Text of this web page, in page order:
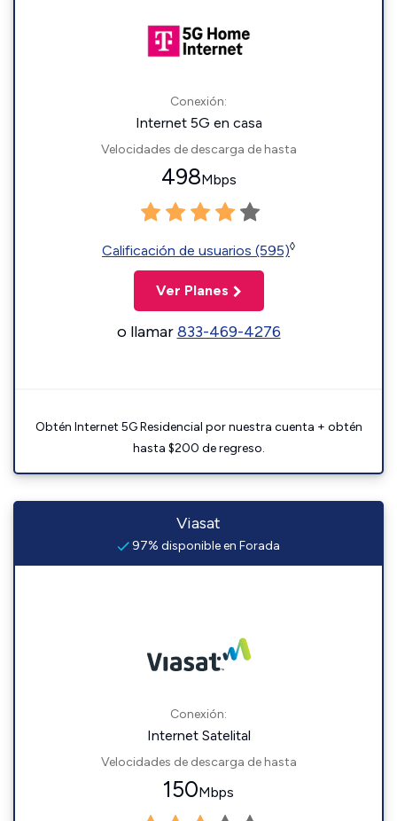
Conexión:
Internet 5G en casa
Velocidades de descarga de hasta
498Mbps
Calificación de usuarios (595)◊
Ver Planes
o llamar833-469-4276
Obtén Internet 5G Residencial por nuestra cuenta + obtén
hasta $200 de regreso.
Viasat
97% disponible en Forada
Conexión:
Internet Satelital
Velocidades de descarga de hasta
150Mbps